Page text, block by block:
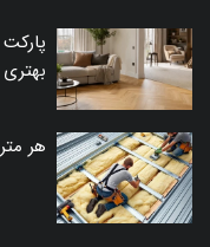
پارکت
بهتری
هر متر